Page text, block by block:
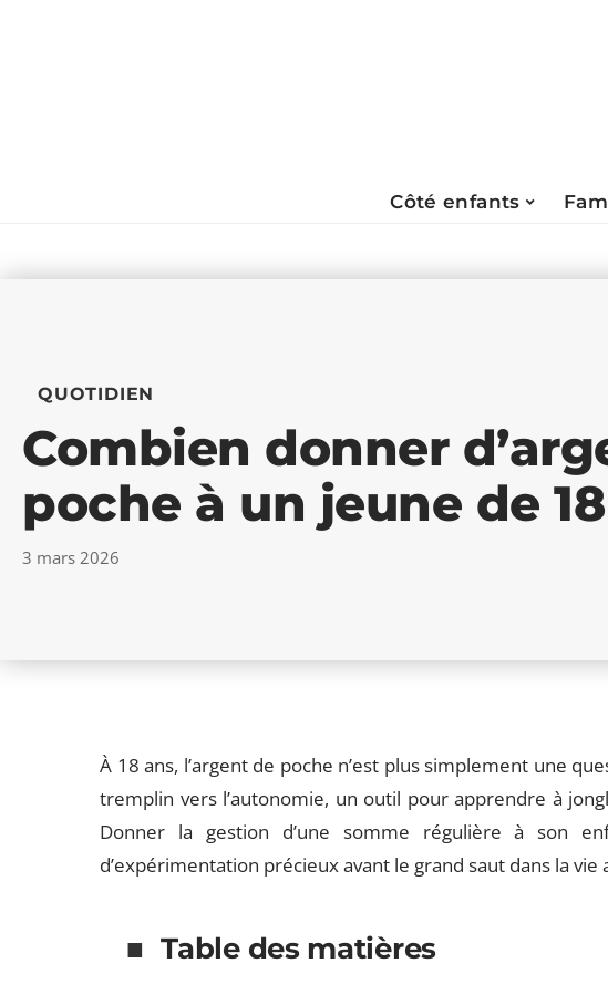
Côté enfants
QUOTIDIEN
Combien donner
poche à un jeune de
3 mars 2026
À 18 ans, l’argent de poche n’est plus simplement une
tremplin vers l’autonomie, un outil pour apprendre à
Donner la gestion d’une somme régulière à son
d’expérimentation précieux avant le grand saut dans la vie
Table des matières